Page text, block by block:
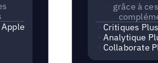
grâce à
Critiques Plus
Analytique
Collaborate